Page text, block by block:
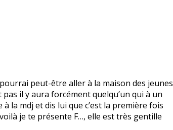
peut-être aller à la maison des jeunes
il y aura forcément quelqu’un qui à un
la mdj et dis lui que c’est la première fois
je te présente F…, elle est très gentille